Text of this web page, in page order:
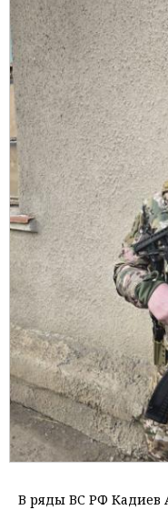
В ряды ВС РФ Кадиев